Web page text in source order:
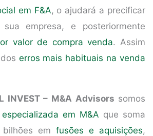
em F&A, o ajudará a precificar
empresa, e posteriormente
valor de compra venda. Assim
erros mais habituais na venda
INVEST – M&A Advisors somos
em M&A que soma
em fusões e aquisições,